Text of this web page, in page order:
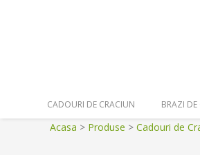
Secondary
Navigation
CADOURI DE CRACIUN BRAZI DE
Acasa > Produse > Cadouri de